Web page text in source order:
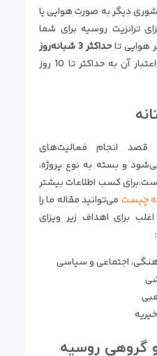
دیگر به صورت هوایی یا
ترانزیت روسیه برای شما
هوایی تاحداکثر 3 شبانه‌روز
اعتبار دارد و در سفر زمینی، اعتبار آن به حداکثر تا 10 روز
قصد انجام فعالیت‌های
و بسته به نوع پروژه،
سه ماه تا 5 سال است.برای کسب اطلاعات بیشتر
چیست می‌توانید مقاله ما را
برای اهداف زیر ویزای
اجتماعی و سیاسی
و گروهی روسیه